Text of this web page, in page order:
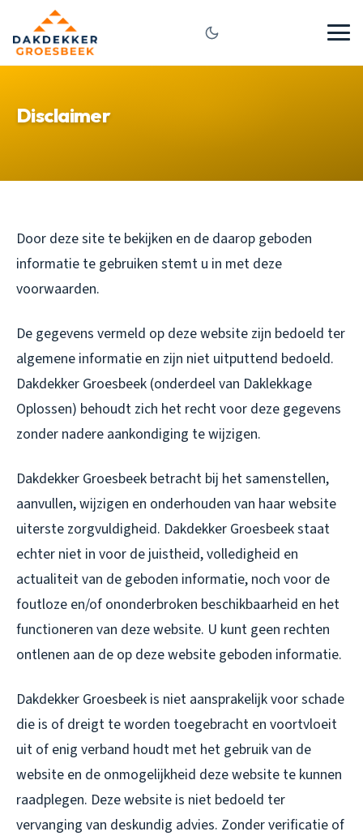
Disclaimer
Door deze site te bekijken en de daarop geboden
informatie te gebruiken stemt u in met deze
voorwaarden.
De gegevens vermeld op deze website zijn bedoeld ter
algemene informatie en zijn niet uitputtend bedoeld.
Dakdekker Groesbeek (onderdeel van Daklekkage
Oplossen) behoudt zich het recht voor deze gegevens
zonder nadere aankondiging te wijzigen.
Dakdekker Groesbeek betracht bij het samenstellen,
aanvullen, wijzigen en onderhouden van haar website
uiterste zorgvuldigheid. Dakdekker Groesbeek staat
echter niet in voor de juistheid, volledigheid en
actualiteit van de geboden informatie, noch voor de
foutloze en/of ononderbroken beschikbaarheid en het
functioneren van deze website. U kunt geen rechten
ontlenen aan de op deze website geboden informatie.
Dakdekker Groesbeek is niet aansprakelijk voor schade
die is of dreigt te worden toegebracht en voortvloeit
uit of enig verband houdt met het gebruik van de
website en de onmogelijkheid deze website te kunnen
raadplegen. Deze website is niet bedoeld ter
vervanging van deskundig advies. Zonder verificatie of